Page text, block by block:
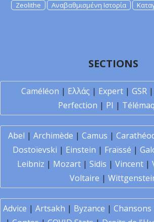
Zeolithe
Αναβαθμισμένη Ιστορία
SECTIONS
Caméléon | Ελλάς | Expert| GSR|
Perfection | PI |
Abel | Archimède | Camus |
Dostoïevski | Einstein | Fraïssé |
Leibniz | Mozart | Sidis | Vincent |
Voltaire |
Advice | Artsakh | Byzance | Chansons